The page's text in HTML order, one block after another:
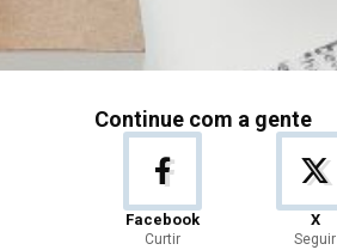
Continue com a gente
Facebook
Curtir
X
Seguir